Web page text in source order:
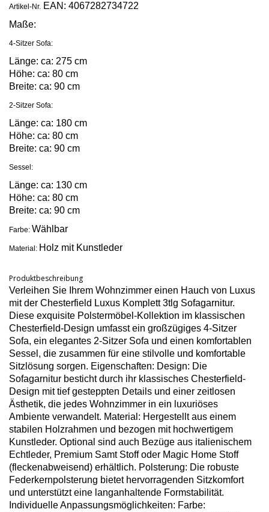
Artikel-Nr. EAN: 4067282734722
Maße:
4-Sitzer Sofa:
Länge: ca: 275 cm
Höhe: ca: 80 cm
Breite: ca: 90 cm
2-Sitzer Sofa:
Länge: ca: 180 cm
Höhe: ca: 80 cm
Breite: ca: 90 cm
Sessel:
Länge: ca: 130 cm
Höhe: ca: 80 cm
Breite: ca: 90 cm
Farbe: Wählbar
Material: Holz mit Kunstleder
Produktbeschreibung
Verleihen Sie Ihrem Wohnzimmer einen Hauch von Luxus
mit der Chesterfield Luxus Komplett 3tlg Sofagarnitur.
Diese exquisite Polstermöbel-Kollektion im klassischen
Chesterfield-Design umfasst ein großzügiges 4-Sitzer
Sofa, ein elegantes 2-Sitzer Sofa und einen komfortablen
Sessel, die zusammen für eine stilvolle und komfortable
Sitzlösung sorgen. Eigenschaften: Design: Die
Sofagarnitur besticht durch ihr klassisches Chesterfield-
Design mit tief gesteppten Details und einer zeitlosen
Ästhetik, die jedes Wohnzimmer in ein luxuriöses
Ambiente verwandelt. Material: Hergestellt aus einem
stabilen Holzrahmen und bezogen mit hochwertigem
Kunstleder. Optional sind auch Bezüge aus italienischem
Echtleder, Premium Samt Stoff oder Magic Home Stoff
(fleckenabweisend) erhältlich. Polsterung: Die robuste
Federkernpolsterung bietet hervorragenden Sitzkomfort
und unterstützt eine langanhaltende Formstabilität.
Individuelle Anpassungsmöglichkeiten: Farbe: